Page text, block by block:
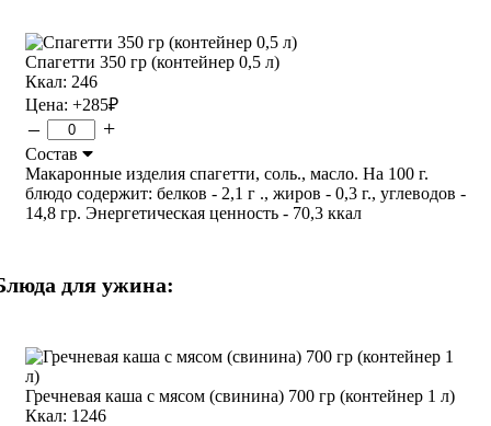
Спагетти 350 гр (контейнер 0,5 л)
Ккал: 246
Цена: +285₽
– +
Состав
Макаронные изделия спагетти, соль., масло. На 100 г.
блюдо содержит: белков - 2,1 г ., жиров - 0,3 г., углеводов -
14,8 гр. Энергетическая ценность - 70,3 ккал
для ужина:
Гречневая каша с мясом (свинина) 700 гр (контейнер 1 л)
Ккал: 1246